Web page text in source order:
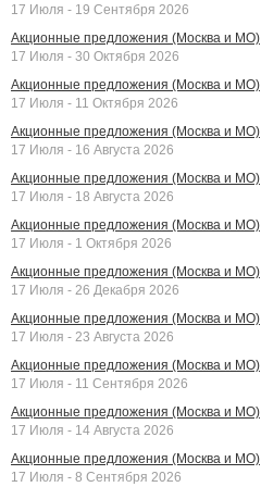
17 Июля - 19 Сентября 2026
Акционные предложения (Москва и МО)
17 Июля - 30 Октября 2026
Акционные предложения (Москва и МО)
17 Июля - 11 Октября 2026
Акционные предложения (Москва и МО)
17 Июля - 16 Августа 2026
Акционные предложения (Москва и МО)
17 Июля - 18 Августа 2026
Акционные предложения (Москва и МО)
17 Июля - 1 Октября 2026
Акционные предложения (Москва и МО)
17 Июля - 26 Декабря 2026
Акционные предложения (Москва и МО)
17 Июля - 23 Августа 2026
Акционные предложения (Москва и МО)
17 Июля - 11 Сентября 2026
Акционные предложения (Москва и МО)
17 Июля - 14 Августа 2026
Акционные предложения (Москва и МО)
17 Июля - 8 Сентября 2026